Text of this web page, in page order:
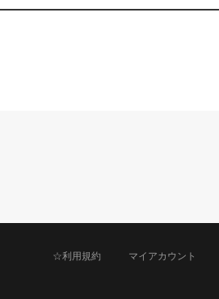
☆利用規約 マイアカウント